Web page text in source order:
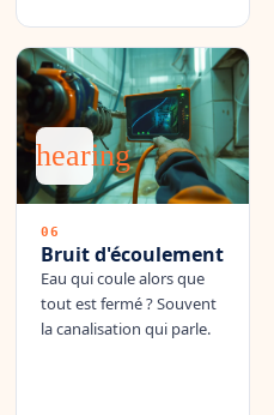
hearing
06
Bruit d'écoulement
Eau qui coule alors que
tout est fermé ? Souvent
la canalisation qui parle.